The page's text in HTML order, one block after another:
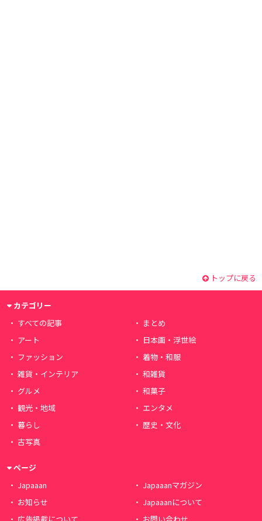
トップに戻る
カテゴリー
すべての記事
まとめ
アート
日本画・浮世絵
ファッション
着物・和服
雑貨・インテリア
和雑貨
グルメ
和菓子
観光・地域
エンタメ
暮らし
歴史・文化
古写真
ページ
Japaaan
Japaaanマガジン
お知らせ
Japaaanについて
広告掲載について
お問い合わせ